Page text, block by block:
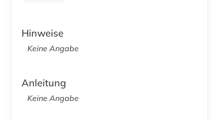
Hinweise
Keine Angabe
Anleitung
Keine Angabe